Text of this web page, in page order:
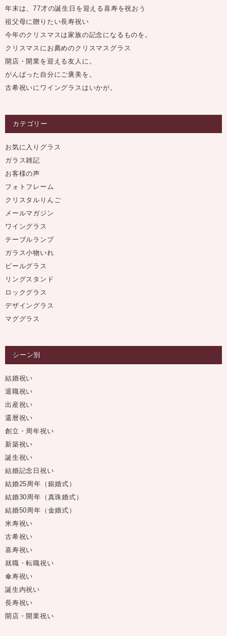
年末は、77才の誕生日を迎える喜寿を祝おう
祖父母に贈りたい長寿祝い
今年のクリスマスは家族の記念になるものを。
クリスマスにお薦めのクリスマスグラス
開店・開業を迎える友人に。
がんばった自分にご褒美を。
古希祝いにワイングラスはいかが。
カテゴリー
お気に入りグラス
ガラス雑記
お客様の声
フォトフレーム
クリスタルりんご
メールマガジン
ワイングラス
テーブルランプ
ガラス小物いれ
ビールグラス
リングスタンド
ロックグラス
デザイングラス
マググラス
シーン別
結婚祝い
退職祝い
出産祝い
還暦祝い
創立・周年祝い
新築祝い
誕生祝い
結婚記念日祝い
結婚25周年（銀婚式）
結婚30周年（真珠婚式）
結婚50周年（金婚式）
米寿祝い
古希祝い
喜寿祝い
就職・転職祝い
傘寿祝い
誕生内祝い
長寿祝い
開店・開業祝い